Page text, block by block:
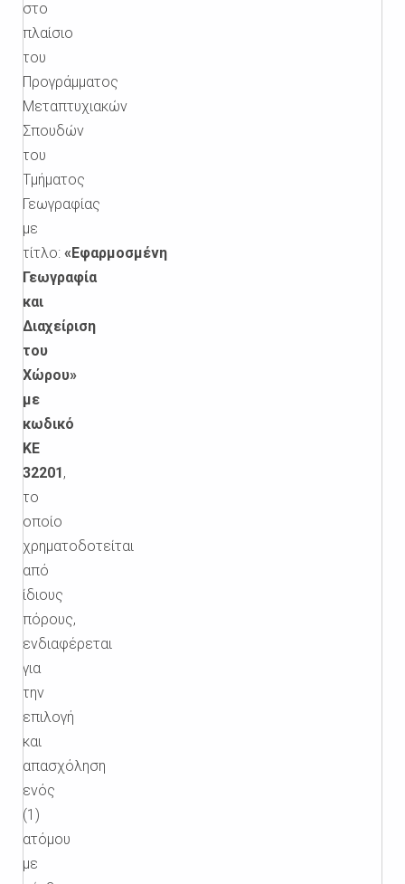
στο
πλαίσιο
του
Προγράμματος
Μεταπτυχιακών
Σπουδών
του
Τμήματος
Γεωγραφίας
με
τίτλο: «Εφαρμοσμένη
Γεωγραφία
και
Διαχείριση
του
Χώρου»
με
κωδικό
ΚΕ
32201,
το
οποίο
χρηματοδοτείται
από
ίδιους
πόρους,
ενδιαφέρεται
για
την
επιλογή
και
απασχόληση
ενός
(1)
ατόμου
με